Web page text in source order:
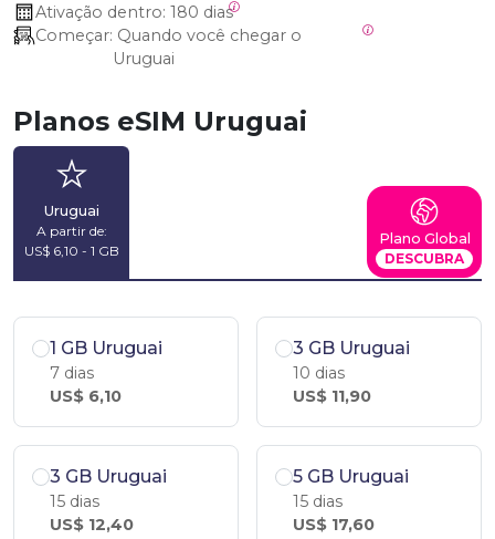
Ativação dentro: 180 dias
Começar:
Uruguai
Planos eSIM Uruguai
Uruguai
A partir de:
US$ 6,10 - 1 GB
Plano Global
DESCUBRA
1 GB Uruguai
7 dias
US$ 6,10
3 GB Uruguai
10 dias
US$ 11,90
3 GB Uruguai
15 dias
US$ 12,40
5 GB Uruguai
15 dias
US$ 17,60